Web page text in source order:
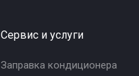
Сервис и услуги
Заправка кондиционера